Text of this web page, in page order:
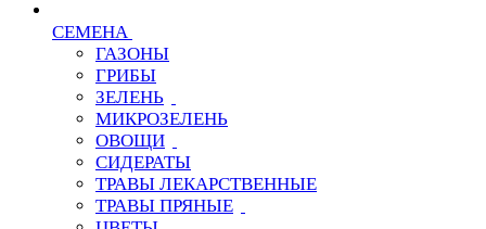
СЕМЕНА
ГАЗОНЫ
ГРИБЫ
ЗЕЛЕНЬ
МИКРОЗЕЛЕНЬ
ОВОЩИ
СИДЕРАТЫ
ТРАВЫ ЛЕКАРСТВЕННЫЕ
ТРАВЫ ПРЯНЫЕ